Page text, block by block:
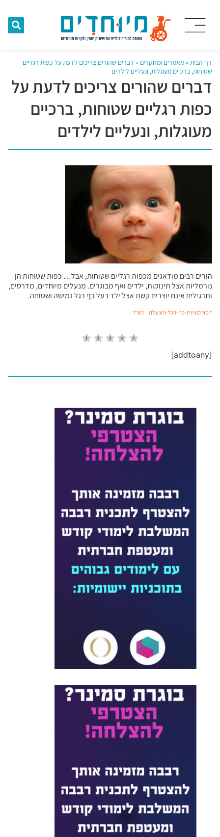
דף הבית »מאמרים ומחקרים » דברים שהורים צריכים לדעת על כפות רגליים
שטוחות, ברכיים מעוגלות, ונעליים לילדים
דברים שהורים צריכים לדעת על
כפות רגליים שטוחות, ברכיים
מעוגלות, ונעליים לילדים
הורים רבים מודאגים מכפות רגליים שטוחות, אבל… כפות שטוחות הן
נורמליות אצל תינוקות, ילדים ואף מבוגרים. מנעלים מיוחדים, מדרסים,
ותרגילים אינם יוצרים קשת אצל ילד בעל כף רגל גמישה ושטוחה.
דפורמציות-כף-רגל-והנעלה הורד
[addtoany]